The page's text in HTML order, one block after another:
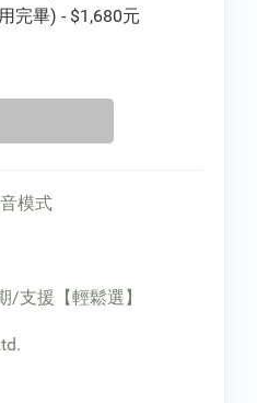
完畢) - $1,680元
模式
/支援【輕鬆選】